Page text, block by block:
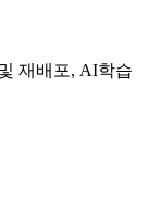
재배포, AI학습